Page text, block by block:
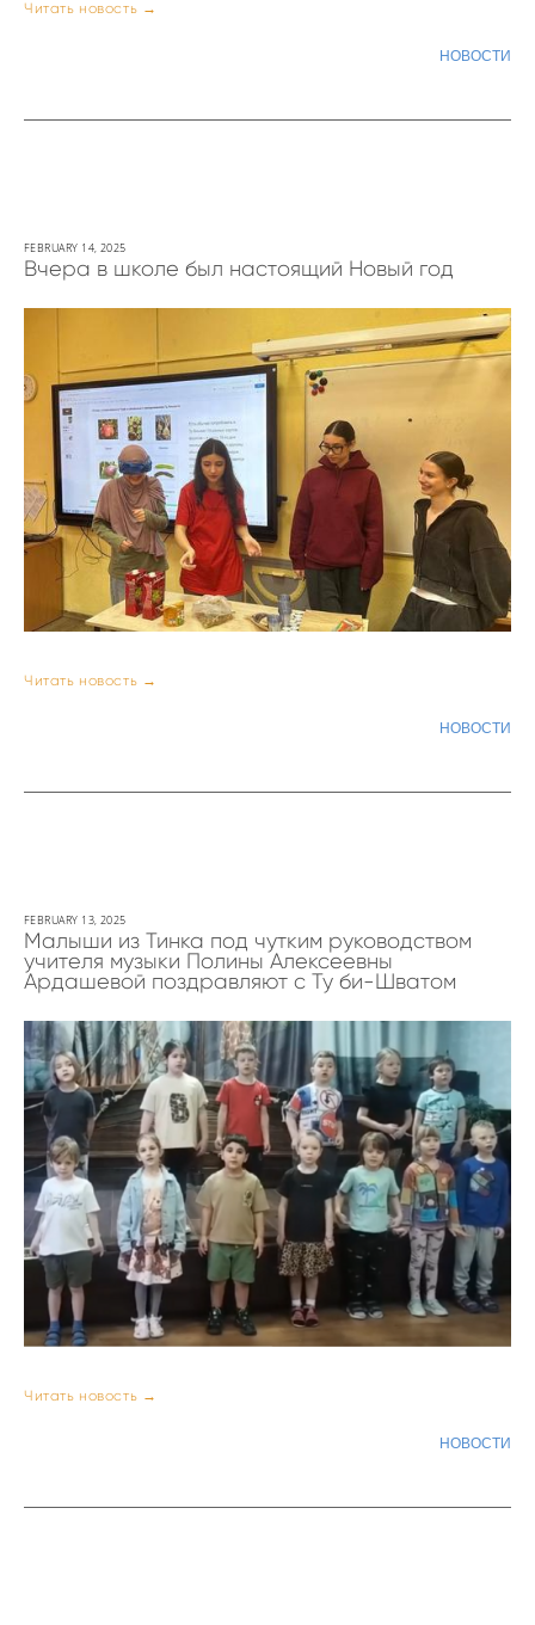
Читать новость →
НОВОСТИ
Вчера в школе был настоящий Новый год
FEBRUARY 14, 2025
Читать новость →
НОВОСТИ
Малыши из Тинка под чутким руководством
учителя музыки Полины Алексеевны
Ардашевой поздравляют с Ту би-Шватом
FEBRUARY 13, 2025
Читать новость →
НОВОСТИ